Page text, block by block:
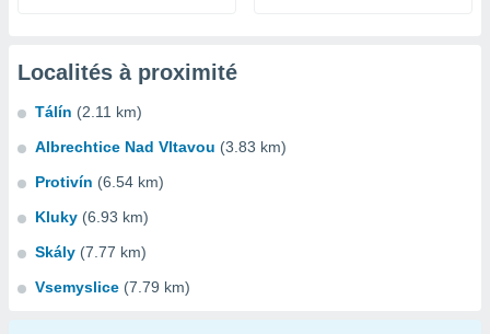
Localités à proximité
Tálín (2.11 km)
Albrechtice Nad Vltavou (3.83 km)
Protivín (6.54 km)
Kluky (6.93 km)
Skály (7.77 km)
Vsemyslice (7.79 km)